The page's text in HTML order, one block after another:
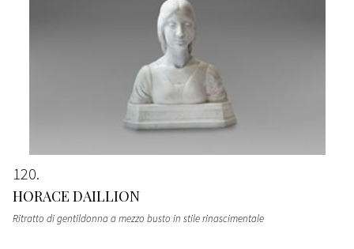
120
HORACE DAILLION
Ritratto di gentildonna a mezzo busto in stile rinascimentale